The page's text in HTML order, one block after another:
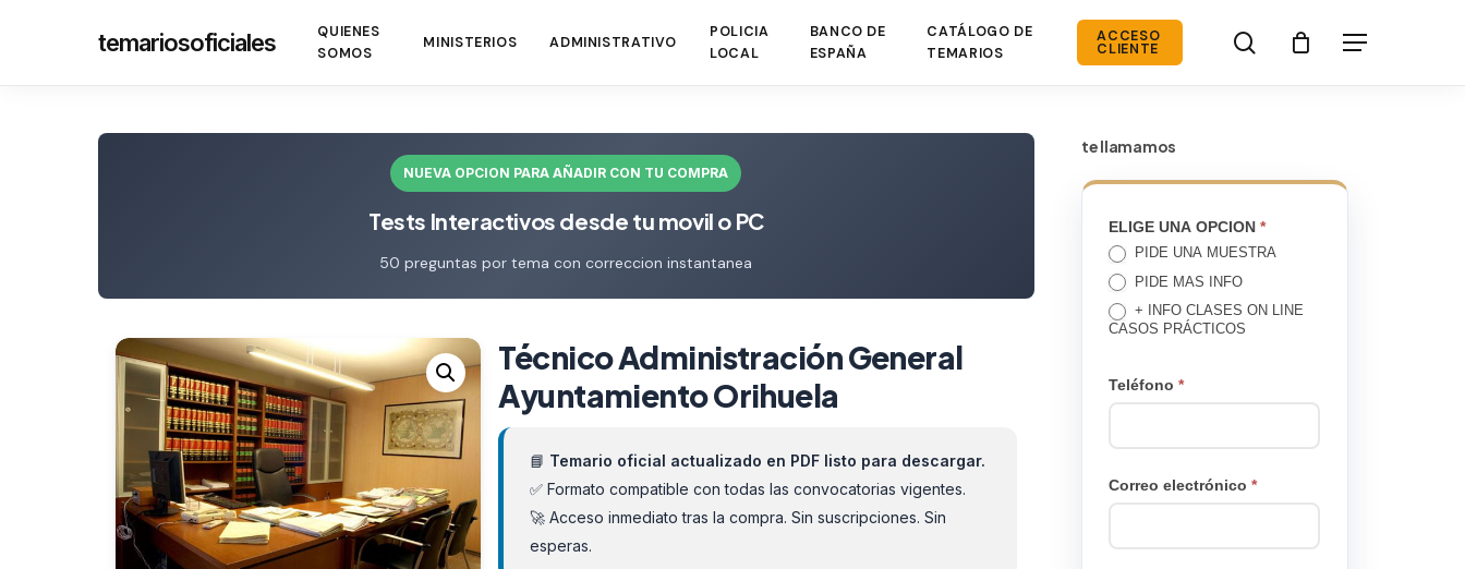
temariosoficiales
QUIENES
SOMOS
MINISTERIOS ADMINISTRATIVO
POLICIA
LOCAL
BANCO DE
ESPAÑA
CATÁLOGO DE
TEMARIOS
ACCESO
CLIENTE search Menú
NUEVA OPCION PARA AÑADIR CON TU COMPRA
Tests Interactivos desde tu movil o PC
50 preguntas por tema con correccion instantanea
Técnico Administración General
Ayuntamiento Orihuela
📘 Temario oficial actualizado en PDF listo para descargar.
✅ Formato compatible con todas las convocatorias vigentes.
🚀 Acceso inmediato tras la compra. Sin suscripciones. Sin
esperas.
te llamamos
TE
LLAMAMOS
ELIGE UNA OPCION*
PIDE UNA MUESTRA
PIDE MAS INFO
+ INFO CLASES ON LINE
CASOS PRÁCTICOS
Teléfono*
Correo electrónico*